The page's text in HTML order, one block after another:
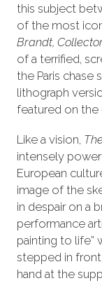
this subject
of the most
Brandt,
of a terrified,
the Paris chase
lithograph
featured on
Like a vision,
intensely
European
image of the
in despair on a
performance
painting to life”
stepped in front
hand at the